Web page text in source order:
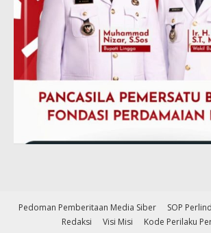
Pedoman Pemberitaan Media Siber
SOP
Redaksi
Visi Misi Kode Perilaku